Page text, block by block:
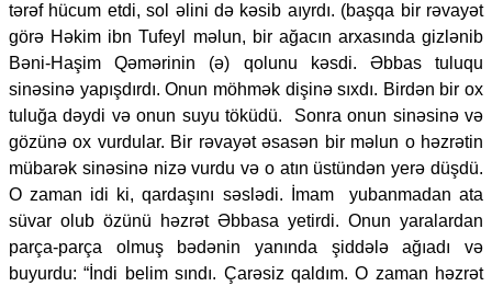
tərəf hücum etdi, sol əlini də kəsib aıyrdı. (başqa bir rəvayət
görə Həkim ibn Tufeyl məlun, bir ağacın arxasında gizlənib
Bəni-Haşim Qəmərinin (ə) qolunu kəsdi. Əbbas tuluqu
sinəsinə yapışdırdı. Onun möhmək dişinə sıxdı. Birdən bir ox
tuluğa dəydi və onun suyu töküdü. Sonra onun sinəsinə və
gözünə ox vurdular. Bir rəvayət əsasən bir məlun o həzrətin
mübarək sinəsinə nizə vurdu və o atın üstündən yerə düşdü.
O zaman idi ki, qardaşını səslədi. İmam yubanmadan ata
süvar olub özünü həzrət Əbbasa yetirdi. Onun yaralardan
parça-parça olmuş bədənin yanında şiddələ ağıadı və
buyurdu: “İndi belim sındı. Çarəsiz qaldım. O zaman həzrət